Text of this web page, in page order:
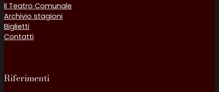
Il Teatro Comunale
Archivio stagioni
Biglietti
Contatti
Riferimenti